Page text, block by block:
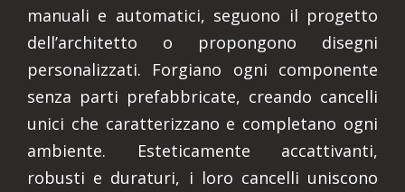
manuali e automatici, seguono il progetto
dell’architetto o propongono disegni
personalizzati. Forgiano ogni componente
senza parti prefabbricate, creando cancelli
unici che caratterizzano e completano ogni
ambiente. Esteticamente accattivanti,
robusti e duraturi, i loro cancelli uniscono